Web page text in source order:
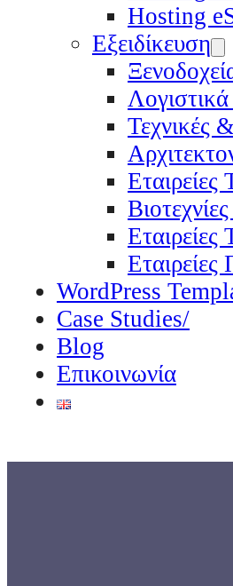
Hosting
Εξειδίκευση
Τεχνικές
Εταιρείες
WordPress
Case Studies/
Blog
Επικοινωνία